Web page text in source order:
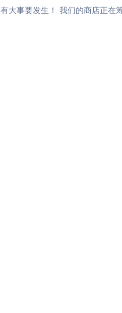
有大事要发生！ 我们的商店正在